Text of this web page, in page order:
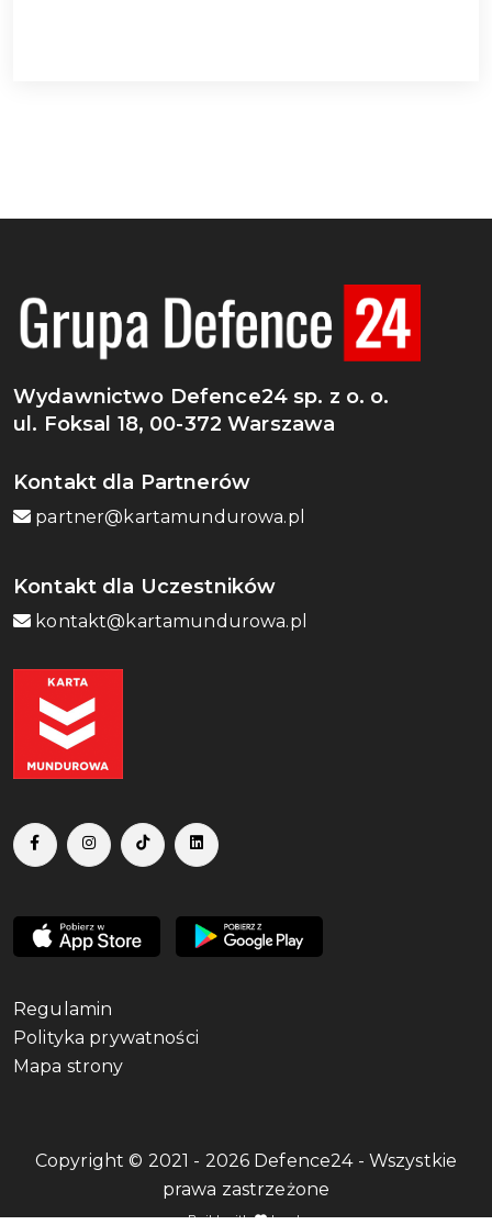
Wydawnictwo Defence24 sp. z o. o.
ul. Foksal 18, 00-372 Warszawa
Kontakt dla Partnerów
partner@kartamundurowa.pl
Kontakt dla Uczestników
kontakt@kartamundurowa.pl
Regulamin
Polityka prywatności
Mapa strony
Copyright © 2021 - 2026 Defence24 - Wszystkie
prawa zastrzeżone
Build with by qb